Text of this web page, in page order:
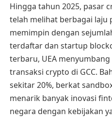
Hingga tahun 2025, pasar
telah melihat berbagai laju
memimpin dengan
terdaftar dan startup
terbaru, UEA
transaksi crypto di GCC.
sekitar 20%, berkat
menarik banyak inovasi
negara dengan kebijakan